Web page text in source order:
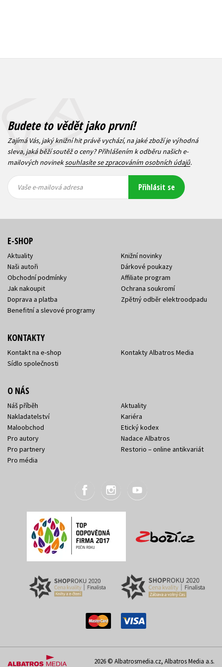
Budete to vědět jako první!
Zajímá Vás, jaký knižní hit právě vychází, na jaké zboží je výhodná
sleva, jaká běží soutěž o ceny? Přihlášením k odběru našich e-
mailových novineksouhlasíte se zpracováním osobních údajů.
mailová
mailová
Vaše e-mailová adresa Přihlásit se
E-SHOP
Aktuality
Naši autoři
Obchodní podmínky
Jak nakoupit
Doprava a platba
Benefitní a slevové programy
Knižní novinky
Dárkové poukazy
Affiliate program
Ochrana soukromí
Zpětný odběr elektroodpadu
KONTAKTY
Kontakt na e-shop
Sídlo společnosti
Kontakty Albatros Media
O NÁS
Náš příběh
Nakladatelství
Maloobchod
Pro autory
Pro partnery
Pro média
Aktuality
Kariéra
Etický kodex
Nadace Albatros
Restorio – online antikvariát
2026 © Albatrosmedia.cz, Albatros Media a.s.